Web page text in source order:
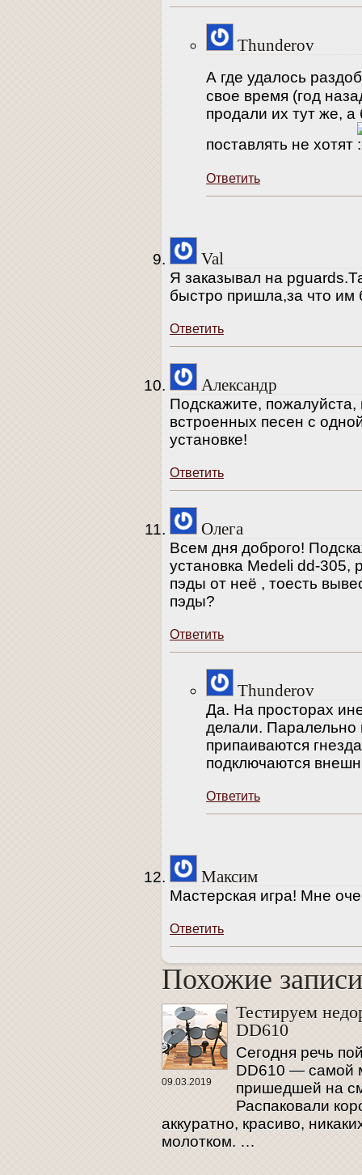
Thunderov
А где удалось
свое время (год
продали их тут же,
поставлять не хотят
Ответить
Val
Я заказывал на
быстро пришла,за что им
Ответить
Александр
Подскажите, пожалуйста,
встроенных песен с
установке!
Ответить
Олега
Всем дня доброго!
установка Medeli dd-305,
пэды от неё , тоесть
пэды?
Ответить
Thunderov
Да. На просторах
делали.
припаиваются
подключаются
Ответить
Максим
Мастерская игра! Мне
Ответить
Похожие записи
Похожие записи
09.03.2019
Тестируем
DD610
Сегодня речь
DD610 — самой
пришедшей на
Распаковали
аккуратно, красиво,
молотком. …